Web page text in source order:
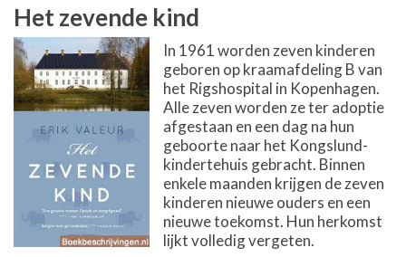
Het zevende kind
In 1961 worden zeven kinderen
geboren op kraamafdeling B van
het Rigshospital in Kopenhagen.
Alle zeven worden ze ter adoptie
afgestaan en een dag na hun
geboorte naar het Kongslund-
kindertehuis gebracht. Binnen
enkele maanden krijgen de zeven
kinderen nieuwe ouders en een
nieuwe toekomst. Hun herkomst
lijkt volledig vergeten.